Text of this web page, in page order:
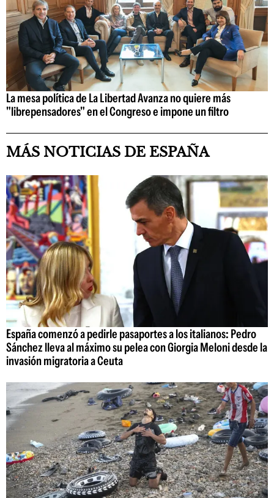
La mesa política de La Libertad Avanza no quiere más
"librepensadores" en el Congreso e impone un filtro
MÁS NOTICIAS DE ESPAÑA
España comenzó a pedirle pasaportes a los italianos: Pedro
Sánchez lleva al máximo su pelea con Giorgia Meloni desde la
invasión migratoria a Ceuta